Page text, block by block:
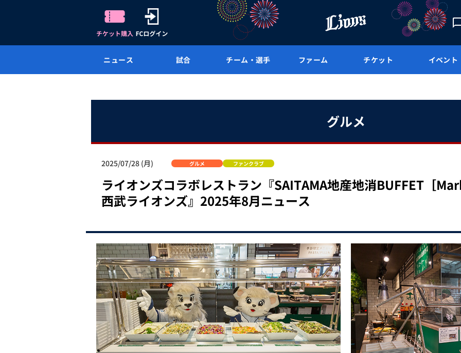
ニュース 試合 チーム・選手 ファーム チケット イベント
グルメ
2025/07/28 (月) グルメ ファンクラブ
ライオンズコラボレストラン『SAITAMA地産地消BUFFET［
西武ライオンズ』2025年8月ニュース